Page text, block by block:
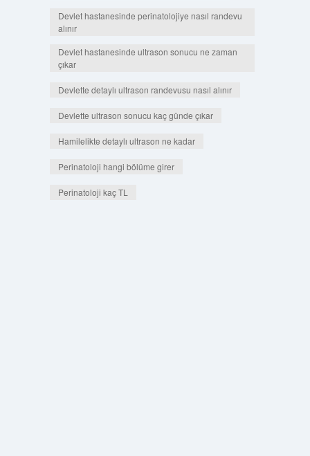
Devlet hastanesinde perinatolojiye nasıl randevu
alınır
Devlet hastanesinde ultrason sonucu ne zaman
çıkar
Devlette detaylı ultrason randevusu nasıl alınır
Devlette ultrason sonucu kaç günde çıkar
Hamilelikte detaylı ultrason ne kadar
Perinatoloji hangi bölüme girer
Perinatoloji kaç TL